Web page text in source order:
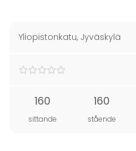
Yliopistonkatu, Jyväskylä
160
sittande
160
stående